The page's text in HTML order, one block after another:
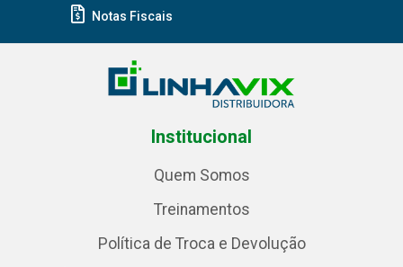
Notas Fiscais
Institucional
Quem Somos
Treinamentos
Política de Troca e Devolução